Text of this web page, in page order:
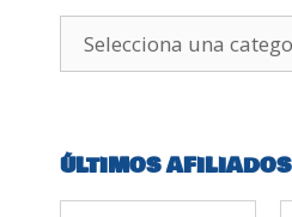
ÚLTIMOS AFILIADOS